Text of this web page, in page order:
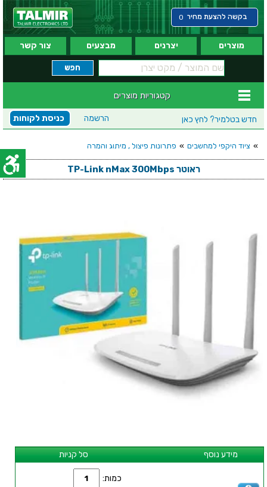
בקשה להצעת מחיר 0
מוצרים יצרנים מבצעים צור קשר
קטגוריות מוצרים
חדש בטלמיר? לחץ כאן כניסת לקוחות הרשמה
» ציוד היקפי למחשבים » פתרונות פיצול , מיתוג והמרה
ראוטר TP-Link nMax 300Mbps
סל קניות מידע נוסף
כמות: